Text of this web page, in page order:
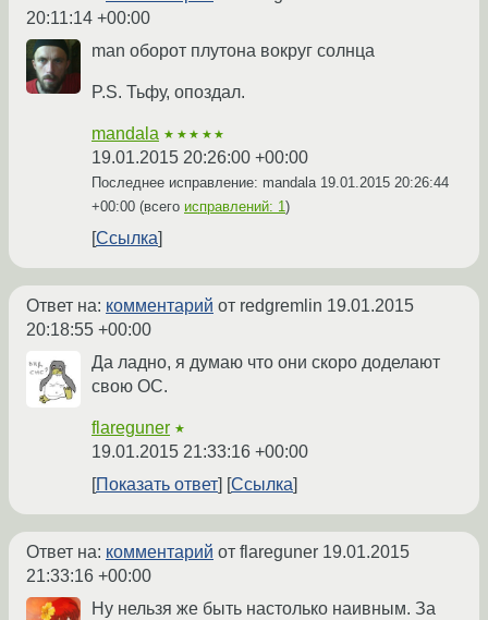
20:11:14 +00:00
man оборот плутона вокруг солнца
P.S. Тьфу, опоздал.
mandala ★★★★★
19.01.2015 20:26:00 +00:00
Последнее исправление: mandala 19.01.2015 20:26:44
+00:00 (всего исправлений: 1)
Ссылка
Ответ на: комментарий от redgremlin 19.01.2015
20:18:55 +00:00
Да ладно, я думаю что они скоро доделают
свою ОС.
flareguner ★
19.01.2015 21:33:16 +00:00
Показать ответ
Ссылка
Ответ на: комментарий от flareguner 19.01.2015
21:33:16 +00:00
Ну нельзя же быть настолько наивным. За